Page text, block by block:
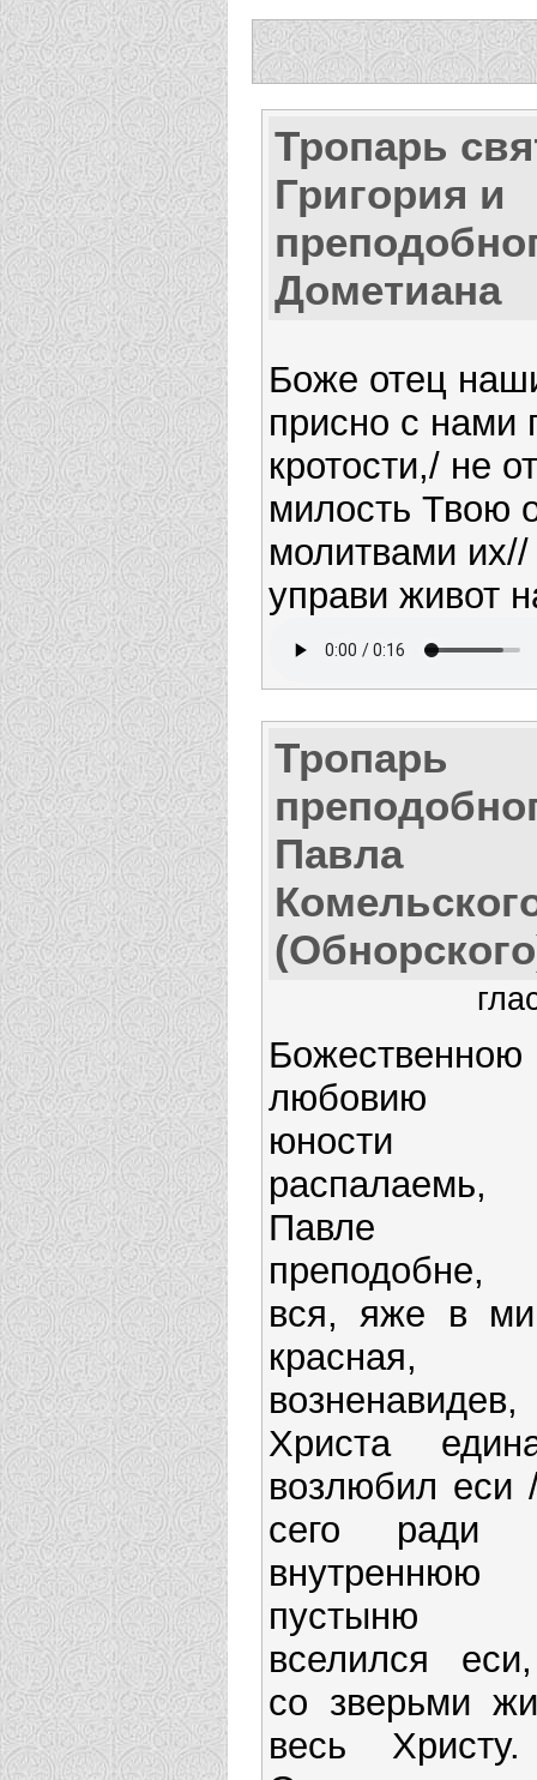
Тропарь
Григория и
Дометиана
Боже отец
присно с нами
кротости,/ не
милость Твою
молитвами
управи живот
Тропарь
Павла
Божественною
любовию
юности
распалаемь,
Павле
вся, яже в
красная,
Христа
возлюбил еси
сего ради
внутреннюю
пустыню
вселился
со зверьми
весь